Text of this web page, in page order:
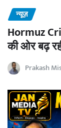
न्यूज़
Hormuz
की ओर बढ़
Prakash